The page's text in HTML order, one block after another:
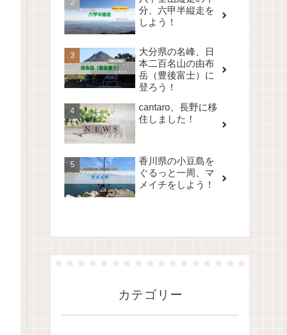
分、六甲半縦走を
しよう！
大分県の名峰、日
本二百名山の由布
岳（豊後富士）に
登ろう！
cantaro、長野に移
住しました！
香川県の小豆島を
ぐるっと一周、マ
メイチをしよう！
カテゴリー